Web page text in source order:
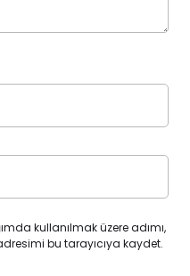
kullanılmak üzere adımı,
bu tarayıcıya kaydet.